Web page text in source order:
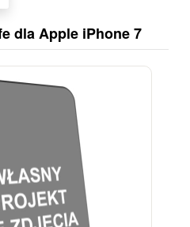
dla Apple iPhone 7